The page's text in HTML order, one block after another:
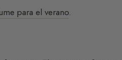
para el verano.